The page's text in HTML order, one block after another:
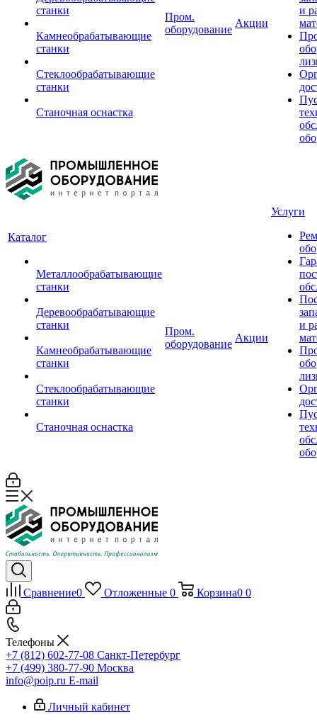
станки
Камнеобрабатывающие
станки
Стеклообрабатывающие
станки
Станочная оснастка
Пром.
оборудование
Акции
и
Каталог
Металлообрабатывающие
станки
Деревообрабатывающие
станки
Камнеобрабатывающие
станки
Стеклообрабатывающие
станки
Станочная оснастка
Пром.
оборудование
Акции
Услуги
и
Сравнение0 Отложенные 0 Корзина0 0
Телефоны
+7 (812) 602-77-08 Санкт-Петербург
+7 (499) 380-77-90 Москва
info@poip.ru E-mail
Личный кабинет